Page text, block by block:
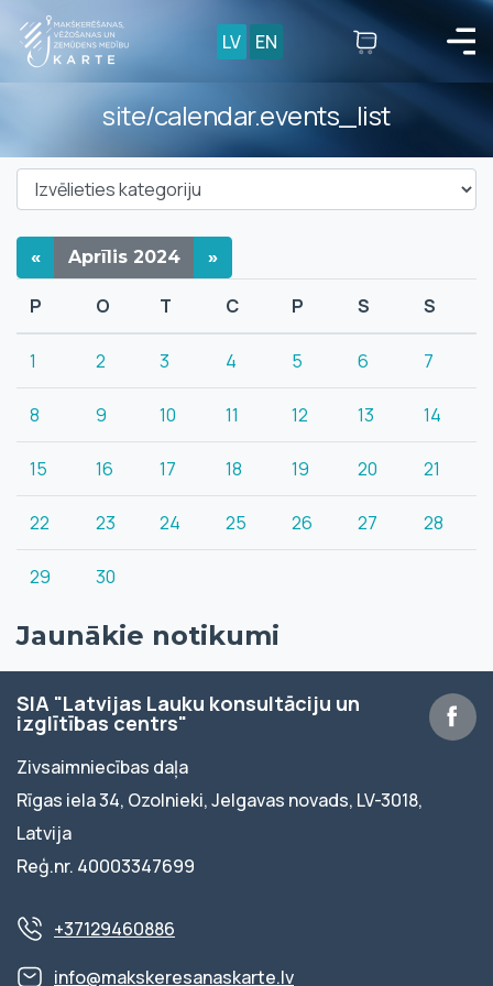
LV EN
site/calendar.events_list
« Aprīlis 2024 »
P O T C P S S
1 2 3 4 5 6 7
8 9 10 11 12 13 14
15 16 17 18 19 20 21
22 23 24 25 26 27 28
29 30
Jaunākie notikumi
SIA "Latvijas Lauku konsultāciju un
izglītības centrs"
Zivsaimniecības daļa
Rīgas iela 34, Ozolnieki, Jelgavas novads, LV-3018,
Latvija
Reģ.nr. 40003347699
+37129460886
info@makskeresanaskarte.lv